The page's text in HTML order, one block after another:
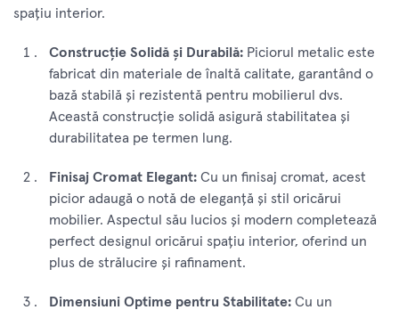
spațiu interior.
Construcție Solidă și Durabilă: Piciorul metalic este
fabricat din materiale de înaltă calitate, garantând o
bază stabilă și rezistentă pentru mobilierul dvs.
Această construcție solidă asigură stabilitatea și
durabilitatea pe termen lung.
Finisaj Cromat Elegant: Cu un finisaj cromat, acest
picior adaugă o notă de eleganță și stil oricărui
mobilier. Aspectul său lucios și modern completează
perfect designul oricărui spațiu interior, oferind un
plus de strălucire și rafinament.
Dimensiuni Optime pentru Stabilitate: Cu un